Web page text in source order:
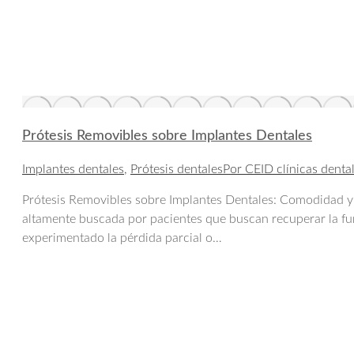
Prótesis Removibles sobre Implantes Dentales
Implantes dentales, Prótesis dentales Por CEID clínicas
Prótesis Removibles sobre Implantes Dentales:
altamente buscada por pacientes que buscan recuperar la
experimentado la pérdida parcial o…